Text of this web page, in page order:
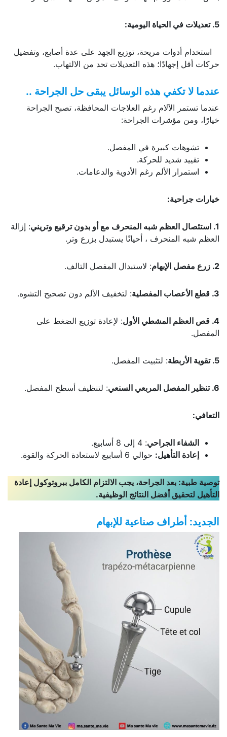
5. تعديلات في الحياة اليومية:
استخدام أدوات مريحة، توزيع الجهد على عدة أصابع، وتفضيل
حركات أقل إجهادًا؛ هذه التعديلات تحد من الالتهاب.
عندما لا تكفي هذه الوسائل يبقى حل الجراحة ..
عندما تستمر الآلام رغم العلاجات المحافظة، تصبح الجراحة
خيارًا، ومن مؤشرات الجراحة:
تشوهات كبيرة في المفصل.
تقييد شديد للحركة.
استمرار الألم رغم الأدوية والدعامات.
خيارات جراحية:
1. استئصال العظم شبه المنحرف مع أو بدون ترقيع وتريني
: إزالة
العظم شبه المنحرف ، أحيانًا يستبدل بزرع وتر.
2. زرع مفصل الإبهام : لاستبدال المفصل التالف.
3. قطع الأعصاب المفصلية : لتخفيف الألم دون تصحيح التشوه.
4. قص العظم المشطي الأول
: لإعادة توزيع الضغط على
المفصل.
5. تقوية الأربطة : لتثبيت المفصل.
6. تنظير المفصل المربعي السنعي : لتنظيف أسطح المفصل.
التعافي:
الشفاء الجراحي: 4 إلى 8 أسابيع.
إعادة التأهيل: حوالي 6 أسابيع لاستعادة الحركة والقوة.
توصية طبية: بعد الجراحة، يجب الالتزام الكامل ببروتوكول إعادة
التأهيل لتحقيق أفضل النتائج الوظيفية.
الجديد: أطراف صناعية للإبهام